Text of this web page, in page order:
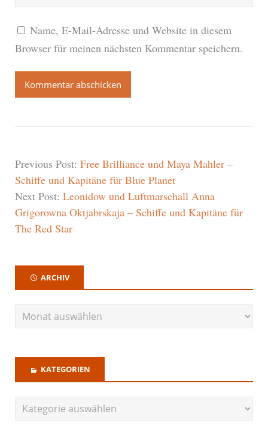
Name, E-Mail-Adresse und Website in diesem
Browser für meinen nächsten Kommentar speichern.
Previous Post: Free Brilliance und Maya Mahler –
Schiffe und Kapitäne für Blue Planet
Next Post: Leonidow und Luftmarschall Anna
Grigorowna Oktjabrskaja – Schiffe und Kapitäne für
The Red Star
ARCHIV
KATEGORIEN